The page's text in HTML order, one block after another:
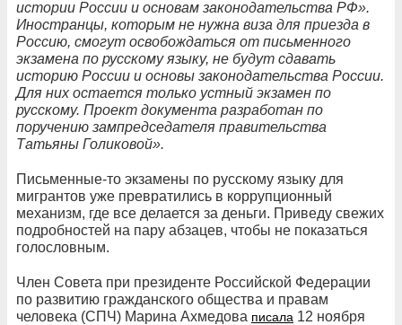
истории России и основам законодательства РФ».
Иностранцы, которым не нужна виза для приезда в
Россию, смогут освобождаться от письменного
экзамена по русскому языку, не будут сдавать
историю России и основы законодательства России.
Для них остается только устный экзамен по
русскому. Проект документа разработан по
поручению зампредседателя правительства
Татьяны Голиковой».
Письменные-то экзамены по русскому языку для
мигрантов уже превратились в коррупционный
механизм, где все делается за деньги. Приведу свежих
подробностей на пару абзацев, чтобы не показаться
голословным.
Член Совета при президенте Российской Федерации
по развитию гражданского общества и правам
человека (СПЧ) Марина Ахмедова писала 12 ноября